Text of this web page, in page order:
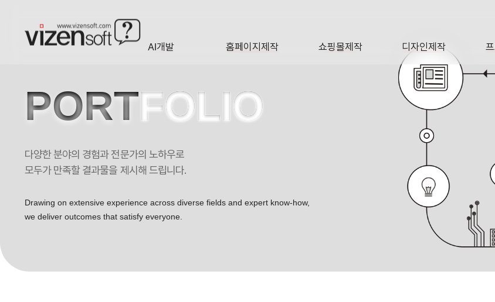
AI개발 홈페이지제작 쇼핑몰제작 디자인제작
DESIGN
잉크 앤 페더 포트폴리오
PORTFOLIO
다양한 분야의 경험과 전문가의 노하우로
모두가 만족할 결과물을 제시해 드립니다.
Drawing on extensive experience across diverse fields and expert know-how,
we deliver outcomes that satisfy everyone.